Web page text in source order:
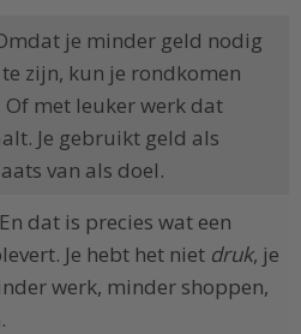
je minder geld nodig
zijn, kun je rondkomen
Of met leuker werk dat
Je gebruikt geld als
van als doel.
dat is precies wat een
Je hebt het niet druk, je
werk, minder shoppen,